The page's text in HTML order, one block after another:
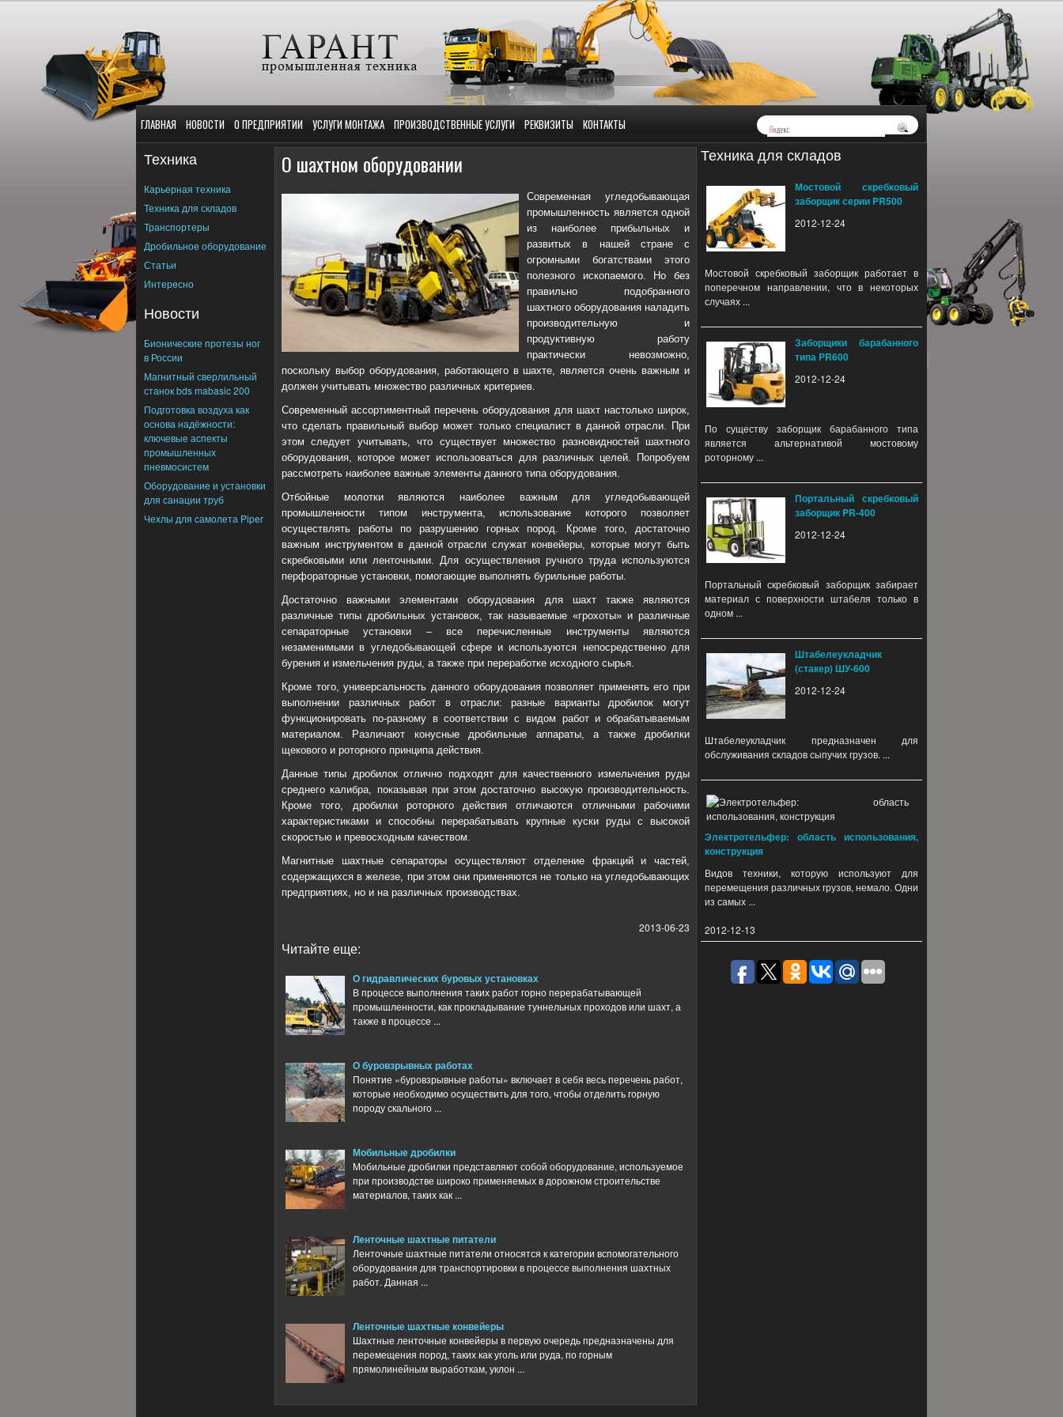
ГЛАВНАЯ НОВОСТИ О ПРЕДПРИЯТИИ УСЛУГИ МОНТАЖА ПРОИЗВОДСТВЕННЫЕ УСЛУГИ РЕКВИЗИТЫ КОНТАКТЫ
Техника
Карьерная техника
Техника для складов
Транспортеры
Дробильное оборудование
Статьи
Интересно
Новости
Бионические протезы ног
в России
Магнитный сверлильный
станок bds mabasic 200
Подготовка воздуха как
основа надёжности:
ключевые аспекты
промышленных
пневмосистем
Оборудование и установки
для санации труб
Чехлы для самолета Piper
О шахтном оборудовании
Современная угледобывающая
промышленность является одной
из наиболее прибыльных и
развитых в нашей стране с
огромными богатствами этого
полезного ископаемого. Но без
правильно подобранного
шахтного оборудования наладить
производительную и
продуктивную работу
практически невозможно,
поскольку выбор оборудования, работающего в шахте, является очень важным и
должен учитывать множество различных критериев.
Современный ассортиментный перечень оборудования для шахт настолько широк,
что сделать правильный выбор может только специалист в данной отрасли. При
этом следует учитывать, что существует множество разновидностей шахтного
оборудования, которое может использоваться для различных целей. Попробуем
рассмотреть наиболее важные элементы данного типа оборудования.
Отбойные молотки являются наиболее важным для угледобывающей
промышленности типом инструмента, использование которого позволяет
осуществлять работы по разрушению горных пород. Кроме того, достаточно
важным инструментом в данной отрасли служат конвейеры, которые могут быть
скребковыми или ленточными. Для осуществления ручного труда используются
перфораторные установки, помогающие выполнять бурильные работы.
Достаточно важными элементами оборудования для шахт также являются
различные типы дробильных установок, так называемые «грохоты» и различные
сепараторные установки – все перечисленные инструменты являются
незаменимыми в угледобывающей сфере и используются непосредственно для
бурения и измельчения руды, а также при переработке исходного сырья.
Кроме того, универсальность данного оборудования позволяет применять его при
выполнении различных работ в отрасли: разные варианты дробилок могут
функционировать по-разному в соответствии с видом работ и обрабатываемым
материалом. Различают конусные дробильные аппараты, а также дробилки
щекового и роторного принципа действия.
Данные типы дробилок отлично подходят для качественного измельчения руды
среднего калибра, показывая при этом достаточно высокую производительность.
Кроме того, дробилки роторного действия отличаются отличными рабочими
характеристиками и способны перерабатывать крупные куски руды с высокой
скоростью и превосходным качеством.
Магнитные шахтные сепараторы осуществляют отделение фракций и частей,
содержащихся в железе, при этом они применяются не только на угледобывающих
предприятиях, но и на различных производствах.
2013-06-23
Читайте еще:
О гидравлических буровых установках
В процессе выполнения таких работ горно перерабатывающей
промышленности, как прокладывание туннельных проходов или шахт, а
также в процессе ...
О буровзрывных работах
Понятие «буровзрывные работы» включает в себя весь перечень работ,
которые необходимо осуществить для того, чтобы отделить горную
породу скального ...
Мобильные дробилки
Мобильные дробилки представляют собой оборудование, используемое
при производстве широко применяемых в дорожном строительстве
материалов, таких как ...
Ленточные шахтные питатели
Ленточные шахтные питатели относятся к категории вспомогательного
оборудования для транспортировки в процессе выполнения шахтных
работ. Данная ...
Ленточные шахтные конвейеры
Шахтные ленточные конвейеры в первую очередь предназначены для
перемещения пород, таких как уголь или руда, по горным
прямолинейным выработкам, уклон ...
Техника для складов
Мостовой скребковый
заборщик серии PR500
Мостовой скребковый заборщик работает в
поперечном направлении, что в некоторых
случаях ...
2012-12-24
Заборщики барабанного
типа PR600
По существу заборщик барабанного типа
является альтернативой мостовому
роторному ...
2012-12-24
Портальный скребковый
заборщик PR-400
Портальный скребковый заборщик забирает
материал с поверхности штабеля только в
одном ...
2012-12-24
Штабелеукладчик
(стакер) ШУ-600
Штабелеукладчик предназначен для
обслуживания складов сыпучих грузов. ...
2012-12-24
Электротельфер: область использования,
конструкция
Видов техники, которую используют для
перемещения различных грузов, немало. Одни
из самых ...
2012-12-13